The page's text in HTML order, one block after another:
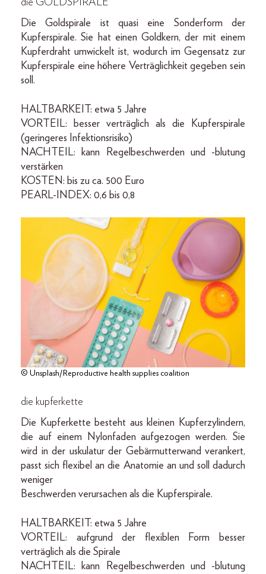
die GOLDSPIRALE
Die Goldspirale ist quasi eine Sonderform der
Kupferspirale. Sie hat einen Goldkern, der mit einem
Kupferdraht umwickelt ist, wodurch im Gegensatz zur
Kupferspirale eine höhere Verträglichkeit gegeben sein
soll.
HALTBARKEIT: etwa 5 Jahre
VORTEIL: besser verträglich als die Kupferspirale
(geringeres Infektionsrisiko)
NACHTEIL: kann Regelbeschwerden und -blutung
verstärken
KOSTEN: bis zu ca. 500 Euro
PEARL-INDEX: 0,6 bis 0,8
© Unsplash/Reproductive health supplies coalition
die kupferkette
Die Kupferkette besteht aus kleinen Kupferzylindern,
die auf einem Nylonfaden aufgezogen werden. Sie
wird in der uskulatur der Gebärmutterwand verankert,
passt sich flexibel an die Anatomie an und soll dadurch
weniger
Beschwerden verursachen als die Kupferspirale.
HALTBARKEIT: etwa 5 Jahre
VORTEIL: aufgrund der flexiblen Form besser
verträglich als die Spirale
NACHTEIL: kann Regelbeschwerden und -blutung